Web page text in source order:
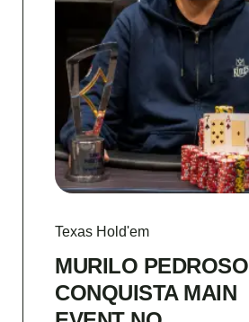
Texas Hold'em
MURILO PEDROSO
CONQUISTA MAIN